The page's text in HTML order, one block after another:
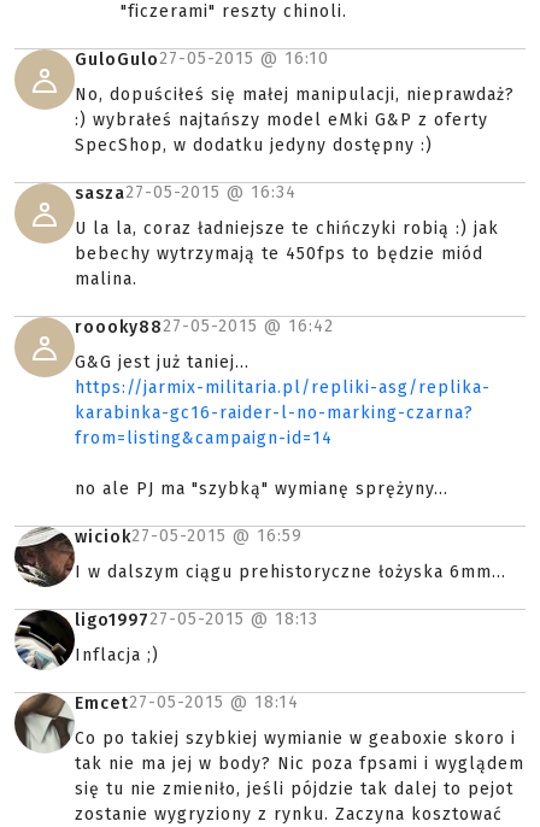
"ficzerami" reszty chinoli.
GuloGulo27-05-2015 @ 16:10
No, dopuściłeś się małej manipulacji, nieprawdaż?
:) wybrałeś najtańszy model eMki G&P z oferty
SpecShop, w dodatku jedyny dostępny :)
sasza27-05-2015 @ 16:34
U la la, coraz ładniejsze te chińczyki robią :) jak
bebechy wytrzymają te 450fps to będzie miód
malina.
roooky8827-05-2015 @ 16:42
G&G jest już taniej...
https://jarmix-militaria.pl/repliki-asg/replika-
karabinka-gc16-raider-l-no-marking-czarna?
from=listing&campaign-id=14
no ale PJ ma "szybką" wymianę sprężyny...
wiciok27-05-2015 @ 16:59
I w dalszym ciągu prehistoryczne łożyska 6mm...
ligo199727-05-2015 @ 18:13
Inflacja ;)
Emcet27-05-2015 @ 18:14
Co po takiej szybkiej wymianie w geaboxie skoro i
tak nie ma jej w body? Nic poza fpsami i wyglądem
się tu nie zmieniło, jeśli pójdzie tak dalej to pejot
zostanie wygryziony z rynku. Zaczyna kosztować